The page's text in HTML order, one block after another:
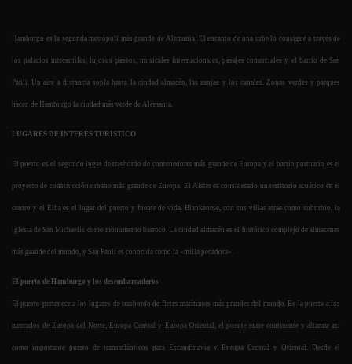
Hamburgo es la segunda metrópoli más grande de Alemania. El encanto de una urbe lo consigue a través de
los palacios mercantiles, lujosos paseos, musicales internacionales, pasajes comerciales y el barrio de San
Pauli. Un aire a distancia sopla hasta la ciudad almacén, las zanjas y los canales. Zonas verdes y parques
hacen de Hamburgo la ciudad más verde de Alemania.
LUGARES DE INTERÉS TURISTICO
El puerto es el segundo lugar de trasbordo de contenedores más grande de Europa y el barrio portuario es el
proyecto de construcción urbano más grande de Europa. El Alster es considerado un territorio acuático en el
centro y el Elba es el lugar del puerto y fuente de vida. Blankenese, con sus villas atrae como suburbio, la
iglesia de San Michaelis como monumento barroco. La ciudad almacén es el histórico complejo de almacenes
más grande del mundo, y San Pauli es conocida como la «milla pecadora».
El puerto de Hamburgo y los desembarcaderos
El puerto pertenece a los lugares de trasbordo de fletes marítimos más grandes del mundo. Es la puerta a los
mercados de Europa del Norte, Europa Central y Europa Oriental, el puente entre continente y altamar así
como importante puerto de transatlánticos para Escandinavia y Europa Central y Oriental. Desde el